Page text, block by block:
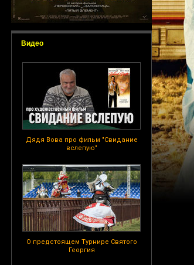
Видео
Дядя Вова про фильм "Свидание
вслепую"
О предстоящем Турнире Святого
Георгия